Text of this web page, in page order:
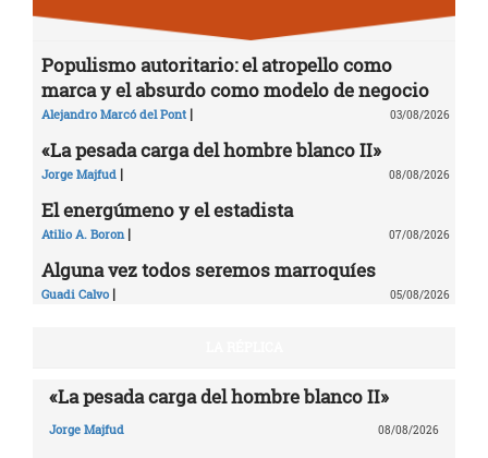
Populismo autoritario: el atropello como
marca y el absurdo como modelo de negocio
Alejandro Marcó del Pont | 03/08/2026
«La pesada carga del hombre blanco II»
Jorge Majfud | 08/08/2026
El energúmeno y el estadista
Atilio A. Boron | 07/08/2026
Alguna vez todos seremos marroquíes
Guadi Calvo | 05/08/2026
«La pesada carga del hombre blanco II»
Jorge Majfud 08/08/2026